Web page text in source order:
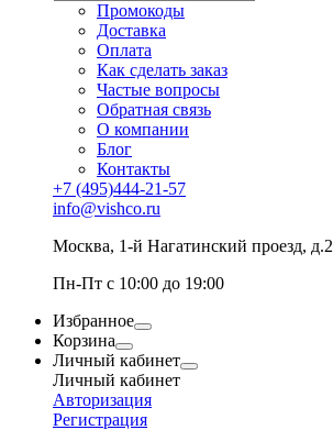
Промокоды
Доставка
Оплата
Как сделать заказ
Частые вопросы
Обратная связь
О компании
Блог
Контакты
+7 (495)444-21-57
info@vishco.ru
Москва, 1-й Нагатинский проезд, д.2
Пн-Пт с 10:00 до 19:00
Избранное
Корзина
Личный кабинет
Личный кабинет
Авторизация
Регистрация